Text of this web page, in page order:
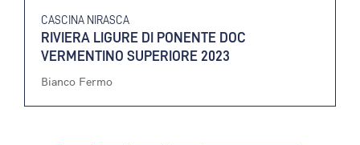
CASCINA NIRASCA
RIVIERA LIGURE DI PONENTE DOC
VERMENTINO SUPERIORE 2023
Bianco Fermo